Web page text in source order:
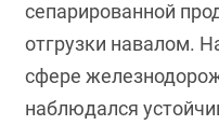
сепарированной
отгрузки навалом.
сфере
наблюдался